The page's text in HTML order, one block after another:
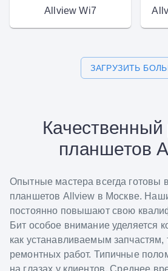
Allview Wi7
ЗАГРУЗИТЬ
планшетов
Опытные мастера всегда готовы
планшетов Allview в Москве.
постоянно повышают свою
Бит особое внимание уделяется
как устанавливаемым
ремонтных работ. Типичные